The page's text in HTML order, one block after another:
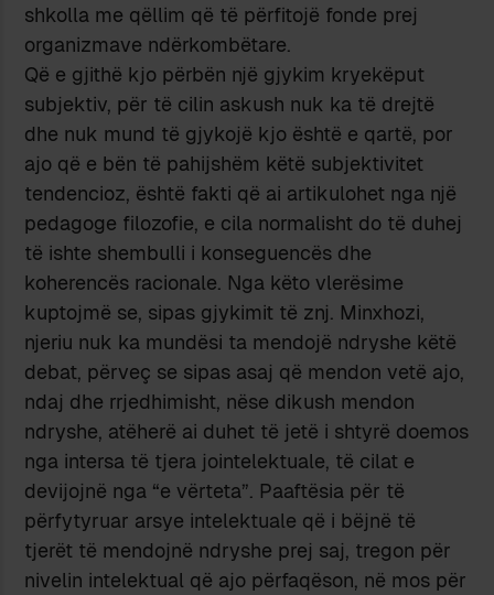
shkolla me qëllim që të përfitojë fonde prej
organizmave ndërkombëtare.
Që e gjithë kjo përbën një gjykim kryekëput
subjektiv, për të cilin askush nuk ka të drejtë
dhe nuk mund të gjykojë kjo është e qartë, por
ajo që e bën të pahijshëm këtë subjektivitet
tendencioz, është fakti që ai artikulohet nga një
pedagoge filozofie, e cila normalisht do të duhej
të ishte shembulli i konseguencës dhe
koherencës racionale. Nga këto vlerësime
kuptojmë se, sipas gjykimit të znj. Minxhozi,
njeriu nuk ka mundësi ta mendojë ndryshe këtë
debat, përveç se sipas asaj që mendon vetë ajo,
ndaj dhe rrjedhimisht, nëse dikush mendon
ndryshe, atëherë ai duhet të jetë i shtyrë doemos
nga intersa të tjera jointelektuale, të cilat e
devijojnë nga “e vërteta”. Paaftësia për të
përfytyruar arsye intelektuale që i bëjnë të
tjerët të mendojnë ndryshe prej saj, tregon për
nivelin intelektual që ajo përfaqëson, në mos për